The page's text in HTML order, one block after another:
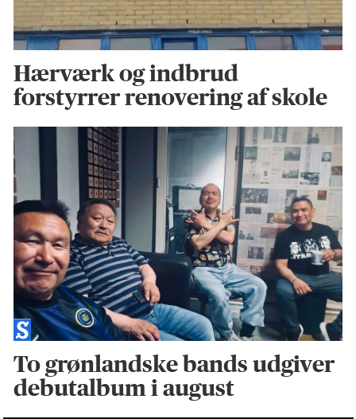
Hærværk og indbrud
forstyrrer renovering af skole
To grønlandske bands udgiver
debutalbum i august